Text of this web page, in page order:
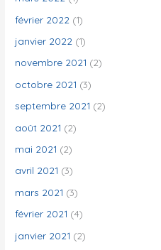
février 2022 (1)
janvier 2022 (1)
novembre 2021 (2)
octobre 2021 (3)
septembre 2021 (2)
août 2021 (2)
mai 2021 (2)
avril 2021 (3)
mars 2021 (3)
février 2021 (4)
janvier 2021 (2)